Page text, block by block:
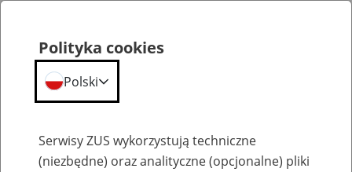
Polityka cookies
Polski
Serwisy ZUS wykorzystują techniczne
(niezbędne) oraz analityczne (opcjonalne) pliki